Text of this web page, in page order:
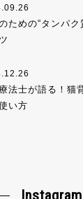
ための“タンパ
法士が語る！猫
い方
Instagram